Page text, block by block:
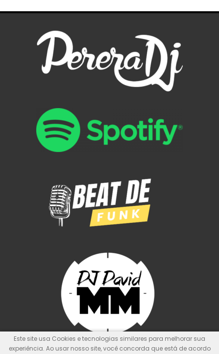
Este site usa Cookies e tecnologias similares para melhorar sua
experiência. Ao usar nosso site, você concorda que está de acordo